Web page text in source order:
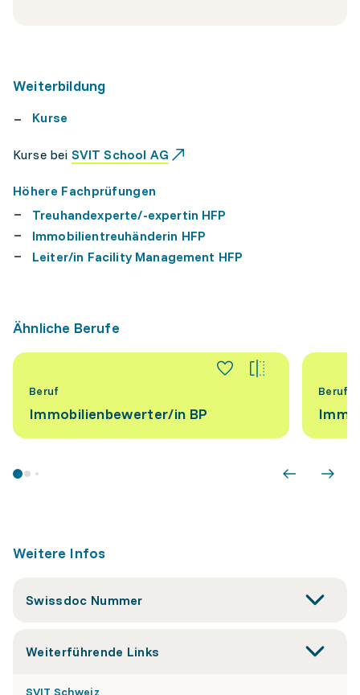
Weiterbildung
Kurse
Kurse bei SVIT School AG
Höhere Fachprüfungen
Treuhandexperte/-expertin HFP
Immobilientreuhänderin HFP
Leiter/in Facility Management HFP
Ähnliche Berufe
Beruf
Immobilienbewerter/​in BP
Beruf
Weitere Infos
Swissdoc Nummer
Weiterführende Links
SVIT Schweiz